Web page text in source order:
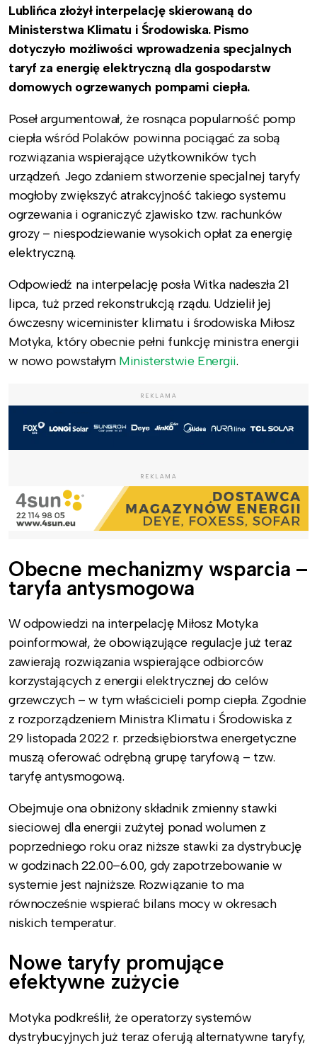
Lublińca złożył interpelację skierowaną do
Ministerstwa Klimatu i Środowiska. Pismo
dotyczyło możliwości wprowadzenia specjalnych
taryf za energię elektryczną dla gospodarstw
domowych ogrzewanych pompami ciepła.
Poseł argumentował, że rosnąca popularność pomp
ciepła wśród Polaków powinna pociągać za sobą
rozwiązania wspierające użytkowników tych
urządzeń. Jego zdaniem stworzenie specjalnej taryfy
mogłoby zwiększyć atrakcyjność takiego systemu
ogrzewania i ograniczyć zjawisko tzw. rachunków
grozy – niespodziewanie wysokich opłat za energię
elektryczną.
Odpowiedź na interpelację posła Witka nadeszła 21
lipca, tuż przed rekonstrukcją rządu. Udzielił jej
ówczesny wiceminister klimatu i środowiska Miłosz
Motyka, który obecnie pełni funkcję ministra energii
w nowo powstałym Ministerstwie Energii.
REKLAMA
REKLAMA
Obecne mechanizmy wsparcia –
taryfa antysmogowa
W odpowiedzi na interpelację Miłosz Motyka
poinformował, że obowiązujące regulacje już teraz
zawierają rozwiązania wspierające odbiorców
korzystających z energii elektrycznej do celów
grzewczych – w tym właścicieli pomp ciepła. Zgodnie
z rozporządzeniem Ministra Klimatu i Środowiska z
29 listopada 2022 r. przedsiębiorstwa energetyczne
muszą oferować odrębną grupę taryfową – tzw.
taryfę antysmogową.
Obejmuje ona obniżony składnik zmienny stawki
sieciowej dla energii zużytej ponad wolumen z
poprzedniego roku oraz niższe stawki za dystrybucję
w godzinach 22.00–6.00, gdy zapotrzebowanie w
systemie jest najniższe. Rozwiązanie to ma
równocześnie wspierać bilans mocy w okresach
niskich temperatur.
Nowe taryfy promujące
efektywne zużycie
Motyka podkreślił, że operatorzy systemów
dystrybucyjnych już teraz oferują alternatywne taryfy,